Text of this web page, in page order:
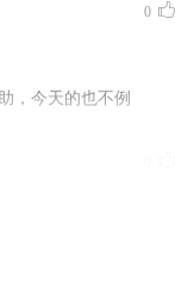
0
，今天的也不例